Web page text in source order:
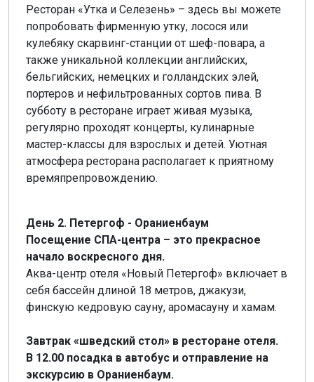
Ресторан «Утка и Селезень» – здесь вы можете
попробовать фирменную утку, лосося или
кулебяку скарвинг-станции от шеф-повара, а
также уникальной коллекции английских,
бельгийских, немецких и голландских элей,
портеров и нефильтрованных сортов пива. В
субботу в ресторане играет живая музыка,
регулярно проходят концерты, кулинарные
мастер-классы для взрослых и детей. Уютная
атмосфера ресторана располагает к приятному
времяпрепровождению.
День 2. Петергоф - Ораниенбаум
Посещение СПА-центра – это прекрасное
начало воскресного дня.
Аква-центр отеля «Новый Петергоф» включает в
себя бассейн длиной 18 метров, джакузи,
финскую кедровую сауну, аромасауну и хамам.
Завтрак «шведский стол» в ресторане отеля.
В 12.00 посадка в автобус и отправление на
экскурсию в Ораниенбаум.